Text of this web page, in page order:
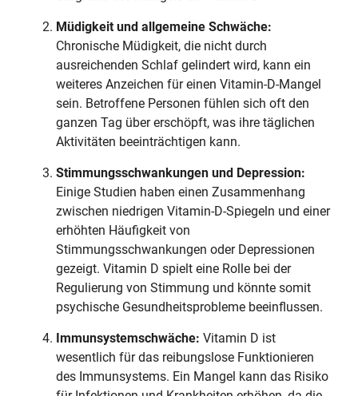
Müdigkeit und allgemeine Schwäche:
Chronische Müdigkeit, die nicht durch
ausreichenden Schlaf gelindert wird, kann ein
weiteres Anzeichen für einen Vitamin-D-Mangel
sein. Betroffene Personen fühlen sich oft den
ganzen Tag über erschöpft, was ihre täglichen
Aktivitäten beeinträchtigen kann.
Stimmungsschwankungen und Depression:
Einige Studien haben einen Zusammenhang
zwischen niedrigen Vitamin-D-Spiegeln und einer
erhöhten Häufigkeit von
Stimmungsschwankungen oder Depressionen
gezeigt. Vitamin D spielt eine Rolle bei der
Regulierung von Stimmung und könnte somit
psychische Gesundheitsprobleme beeinflussen.
Immunsystemschwäche: Vitamin D ist
wesentlich für das reibungslose Funktionieren
des Immunsystems. Ein Mangel kann das Risiko